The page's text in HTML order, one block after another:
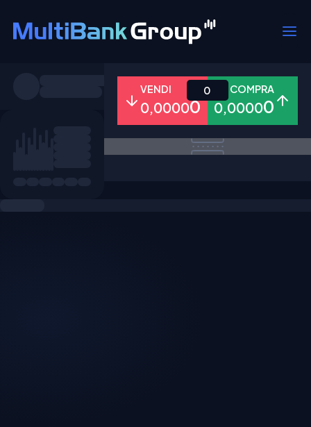
Tutti Forex Metalli Azioni
VENDI
0,00000
COMPRA
0,00000
0